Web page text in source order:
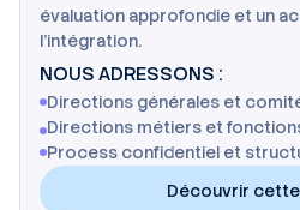
évaluation approfondie et un
l'intégration.
NOUS ADRESSONS :
Directions générales et
Directions métiers et
Process confidentiel et
Découvrir